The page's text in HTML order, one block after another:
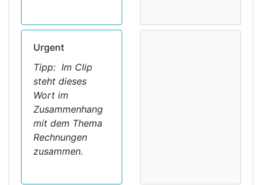
Urgent
Tipp: Im Clip
steht dieses
Wort im
Zusammenhang
mit dem Thema
Rechnungen
zusammen.